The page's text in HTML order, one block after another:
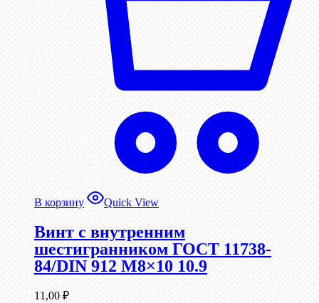
В корзину Quick View
Винт c внутренним
шестигранником ГОСТ 11738-
84/DIN 912 М8×10 10.9
11,00 ₽